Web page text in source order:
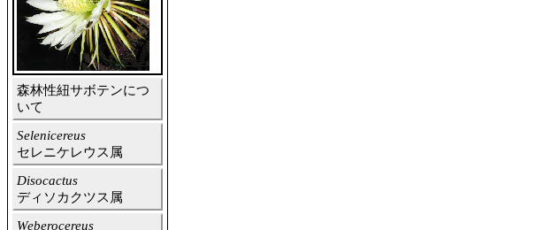
森林性紐サボテンにつ
いて
Selenicereus
セレニケレウス属
Disocactus
ディソカクツス属
Weberocereus